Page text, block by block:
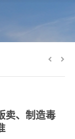
卖、制造毒